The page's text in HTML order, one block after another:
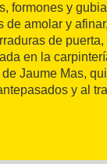
formones y
de amolar y
de
en la
Jaume Mas,
y al